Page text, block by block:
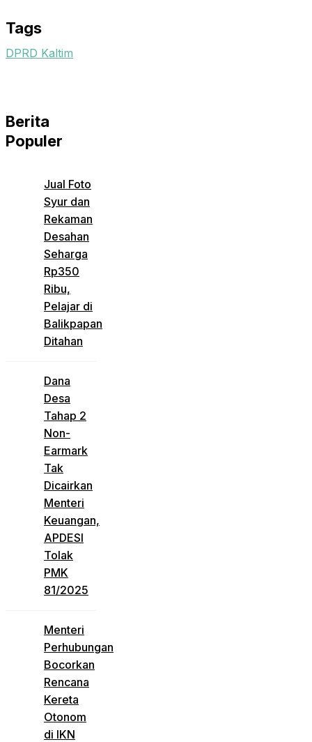
Tags
DPRD Kaltim
Berita
Populer
Jual Foto
Syur dan
Rekaman
Desahan
Seharga
Rp350
Ribu,
Pelajar di
Balikpapan
Ditahan
Dana
Desa
Tahap 2
Non-
Earmark
Tak
Dicairkan
Menteri
Keuangan,
APDESI
Tolak
PMK
81/2025
Menteri
Perhubungan
Bocorkan
Rencana
Kereta
Otonom
di IKN